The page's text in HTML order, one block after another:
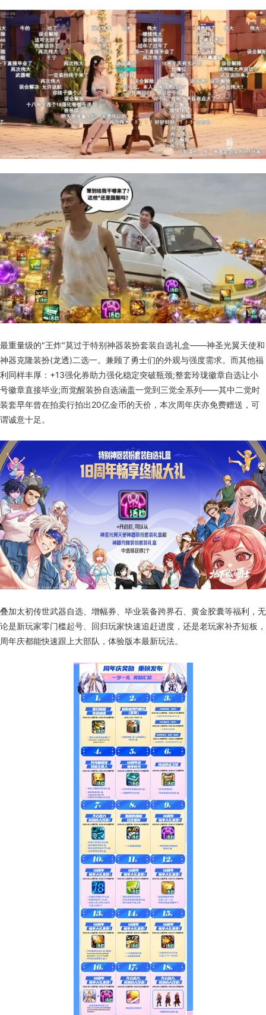
最重量级的"王炸"莫过于特别神器装扮套装自选礼盒——神圣光翼天使和
神器克隆装扮(龙透)二选一。兼顾了勇士们的外观与强度需求。而其他福
利同样丰厚：+13强化券助力强化稳定突破瓶颈;整套玲珑徽章自选让小
号徽章直接毕业;而觉醒装扮自选涵盖一觉到三觉全系列——其中二觉时
装套早年曾在拍卖行拍出20亿金币的天价，本次周年庆亦免费赠送，可
谓诚意十足。
叠加太初传世武器自选、增幅券、毕业装备跨界石、黄金胶囊等福利，无
论是新玩家零门槛起号、回归玩家快速追赶进度，还是老玩家补齐短板，
周年庆都能快速跟上大部队，体验版本最新玩法。